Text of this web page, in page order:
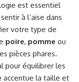
est essentiel
à l’aise dans
votre type de
poire, pomme ou
pièces phares.
pour équilibrer les
accentue la taille et